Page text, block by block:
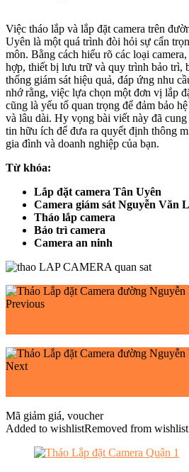
Việc tháo lắp và lắp đặt camera trên
Uyên là một quá trình đòi hỏi sự cẩn
môn. Bằng cách hiểu rõ các loại
hợp, thiết bị lưu trữ và quy trình bảo trì,
thống giám sát hiệu quả, đáp ứng nhu
nhớ rằng, việc lựa chọn một đơn vị lắp
cũng là yếu tố quan trọng để đảm bảo
và lâu dài. Hy vọng bài viết này đã
tin hữu ích để đưa ra quyết định thông
gia đình và doanh nghiệp của bạn.
Từ khóa:
Lắp đặt camera Tân Uyên
Camera giám sát Nguyễn Văn
Tháo lắp camera
Bảo trì camera
Camera an ninh
Previous
Next
Mã giảm giá, voucher
Added to wishlistRemoved from wishlist